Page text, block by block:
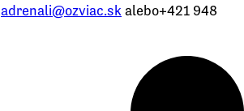
adrenali@ozviac.sk alebo+421 948